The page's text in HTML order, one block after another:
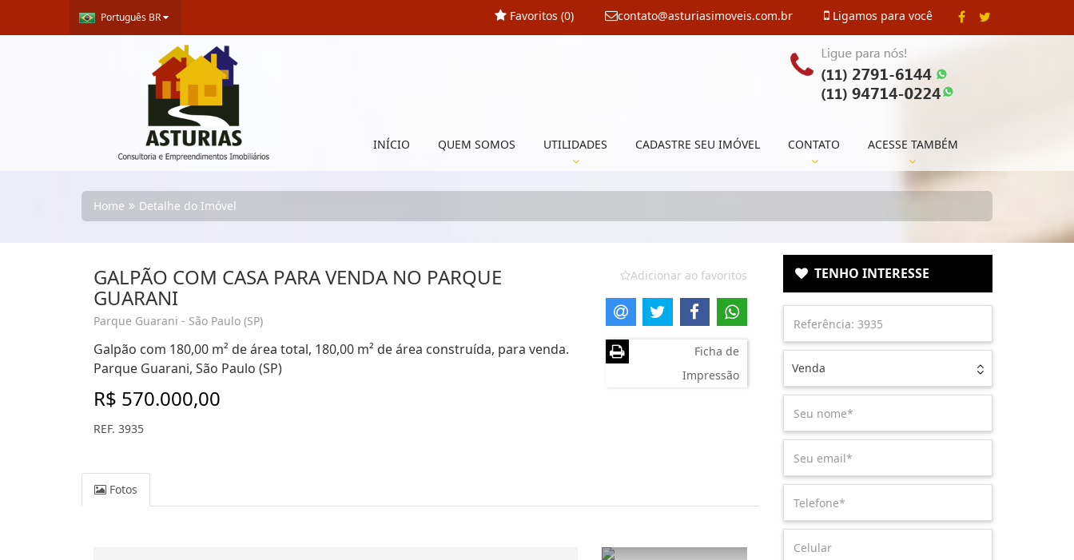
Português BR Ligamos para você
contato@asturiasimoveis.com.br
Favoritos (0)
INÍCIO QUEM SOMOS UTILIDADES CADASTRE SEU IMÓVEL CONTATO ACESSE TAMBÉM
Home Detalhe do Imóvel
GALPÃO COM CASA PARA VENDA NO PARQUE
GUARANI
Parque Guarani - São Paulo (SP)
Galpão com 180,00 m² de área total, 180,00 m² de área construída, para venda.
Parque Guarani, São Paulo (SP)
R$ 570.000,00
REF. 3935
Adicionar ao favoritos
Ficha de
Impressão
Fotos
TENHO INTERESSE
Venda